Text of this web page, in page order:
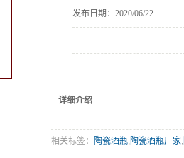
发布日期： 2020/06/22
详细介绍
相关标签： 陶瓷酒瓶,陶瓷酒瓶厂家,